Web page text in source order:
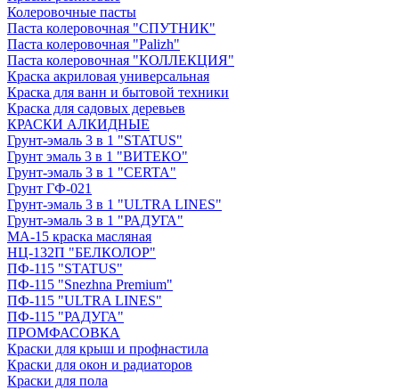
Колеровочные пасты
Паста колеровочная "СПУТНИК"
Паста колеровочная "Palizh"
Паста колеровочная "КОЛЛЕКЦИЯ"
Краска акриловая универсальная
Краска для ванн и бытовой техники
Краска для садовых деревьев
КРАСКИ АЛКИДНЫЕ
Грунт-эмаль 3 в 1 "STATUS"
Грунт эмаль 3 в 1 "ВИТЕКО"
Грунт-эмаль 3 в 1 "CERTA"
Грунт ГФ-021
Грунт-эмаль 3 в 1 "ULTRA LINES"
Грунт-эмаль 3 в 1 "РАДУГА"
МА-15 краска масляная
НЦ-132П "БЕЛКОЛОР"
ПФ-115 "STATUS"
ПФ-115 "Snezhna Premium"
ПФ-115 "ULTRA LINES"
ПФ-115 "РАДУГА"
ПРОМФАСОВКА
Краски для крыш и профнастила
Краски для окон и радиаторов
Краски для пола